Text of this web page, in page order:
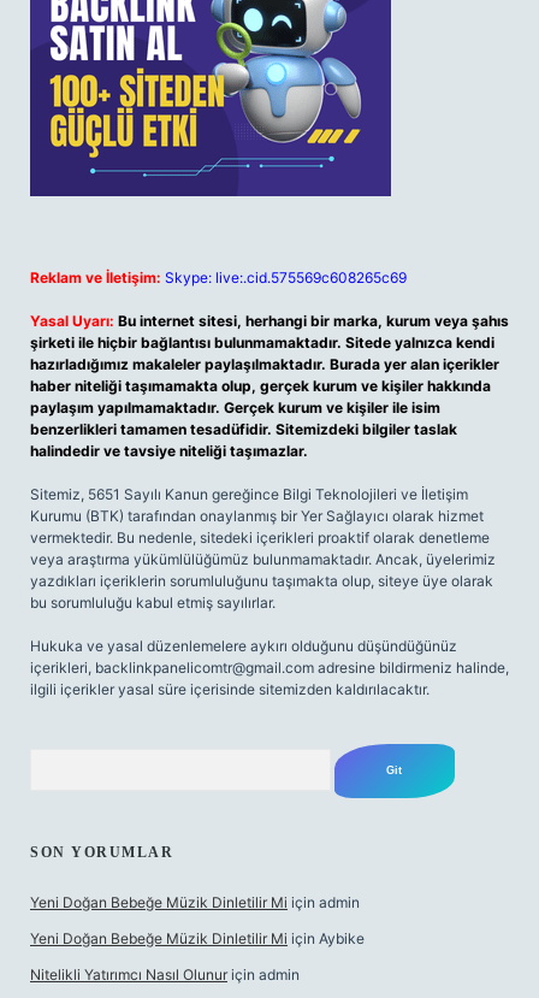
Reklam ve İletişim: Skype: live:.cid.575569c608265c69
Yasal Uyarı: Bu internet sitesi, herhangi bir marka, kurum veya şahıs
şirketi ile hiçbir bağlantısı bulunmamaktadır. Sitede yalnızca kendi
hazırladığımız makaleler paylaşılmaktadır. Burada yer alan içerikler
haber niteliği taşımamakta olup, gerçek kurum ve kişiler hakkında
paylaşım yapılmamaktadır. Gerçek kurum ve kişiler ile isim
benzerlikleri tamamen tesadüfidir. Sitemizdeki bilgiler taslak
halindedir ve tavsiye niteliği taşımazlar.
Sitemiz, 5651 Sayılı Kanun gereğince Bilgi Teknolojileri ve İletişim
Kurumu (BTK) tarafından onaylanmış bir Yer Sağlayıcı olarak hizmet
vermektedir. Bu nedenle, sitedeki içerikleri proaktif olarak denetleme
veya araştırma yükümlülüğümüz bulunmamaktadır. Ancak, üyelerimiz
yazdıkları içeriklerin sorumluluğunu taşımakta olup, siteye üye olarak
bu sorumluluğu kabul etmiş sayılırlar.
Hukuka ve yasal düzenlemelere aykırı olduğunu düşündüğünüz
içerikleri, backlinkpanelicomtr@gmail.com adresine bildirmeniz halinde,
ilgili içerikler yasal süre içerisinde sitemizden kaldırılacaktır.
SON YORUMLAR
Yeni Doğan Bebeğe Müzik Dinletilir Mi için admin
Yeni Doğan Bebeğe Müzik Dinletilir Mi için Aybike
Nitelikli Yatırımcı Nasıl Olunur için admin